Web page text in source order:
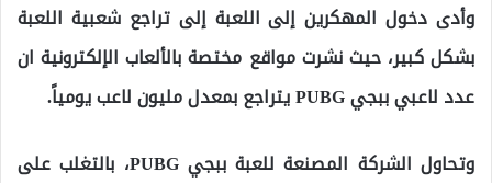
وأدى دخول المهكرين إلى اللعبة إلى تراجع شعبية اللعبة
بشكل كبير، حيث نشرت مواقع مختصة بالألعاب الإلكترونية ان
عدد لاعبي ببجي PUBG يتراجع بمعدل مليون لاعب يومياً.
وتحاول الشركة المصنعة للعبة ببجي PUBG، بالتغلب على